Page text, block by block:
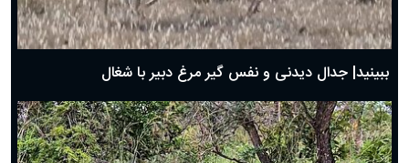
حضرت زینب(س) چگونه از دنیا رفت؟
بهترین پیامک تبریک روز پدر ۱۴۰۴؛ جملات زیبا و صمیمانه
ببینید| جدال دیدنی و نفس گیر مرغ دبیر با شغال